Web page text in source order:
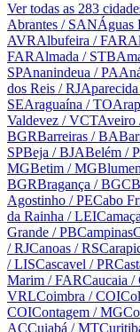
Ver todas as 283
Abrantes / SANÁguas
AVRAlbufeira / FAR
FARAlmada / STB
SPAnanindeua / PA
dos Reis / RJ
SEAraguaína / TO
Valdevez / VCTAveiro
BGRBarreiras / BA
SPBeja / BJABelém /
MGBetim / MG
BGRBragança / BGC
Agostinho / PECabo
da Rainha / LEI
Grande / PBCampinas
/ RJCanoas / RS
/ LISCascavel / PR
Marim / FARCaucaia /
VRLCoimbra / COI
COIContagem / MG
ACCuiabá / MT